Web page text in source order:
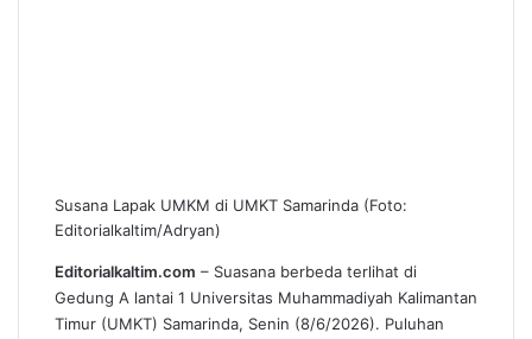
Susana Lapak UMKM di UMKT Samarinda (Foto:
Editorialkaltim/Adryan)
Editorialkaltim.com – Suasana berbeda terlihat di
Gedung A lantai 1 Universitas Muhammadiyah Kalimantan
Timur (UMKT) Samarinda, Senin (8/6/2026). Puluhan